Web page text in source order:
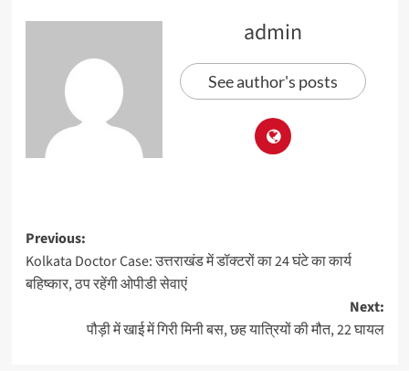
admin
See author's posts
Previous:
Kolkata Doctor Case: उत्तराखंड में डॉक्टरों का 24 घंटे का कार्य
बहिष्कार, ठप रहेंगी ओपीडी सेवाएं
Next:
पौड़ी में खाई में गिरी मिनी बस, छह यात्रियों की मौत, 22 घायल